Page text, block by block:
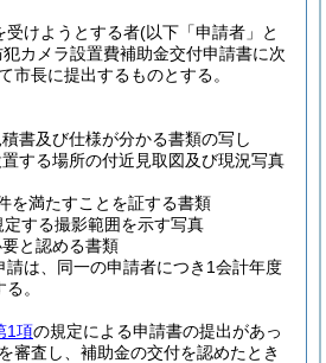
受けようとする者(以下「申請者」と
カメラ設置費補助金交付申請書に次
市長に提出するものとする。
書及び仕様が分かる書類の写し
する場所の付近見取図及び現況写真
を満たすことを証する書類
定する撮影範囲を示す写真
と認める書類
請は、同一の申請者につき1会計年度
。
1項の規定による申請書の提出があっ
審査し、補助金の交付を認めたとき